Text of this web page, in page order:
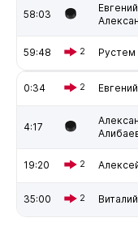
58:03
59:48 2
0:34 2
4:17
19:20 2
35:00 2